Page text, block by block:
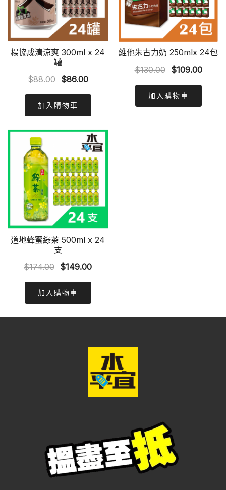
楊協成清涼爽 300ml x 24
罐
$88.00
Original
was:
$88.00.
$86.00Current
$86.00.
加入購物車
維他朱古力奶 250mlx 24包
$130.00
Original
was:
$130.00.
$109.00
加入購物車
道地蜂蜜綠茶 500ml x 24
支
$174.00 Original
was:
$174.00.
$149.00Current
加入購物車